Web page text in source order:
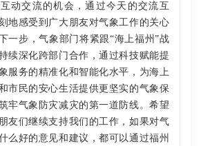
动交流的机会，通过今天的交流互
地感受到广大朋友对气象工作的关心
一步，气象部门将紧跟“海上福州”战
续深化跨部门合作，通过科技赋能提
服务的精准化和智能化水平，为海上
市民的安心生活提供更坚实的气象保
牢气象防灾减灾的第一道防线。希望
友们继续支持我们的工作，如果对气
么好的意见和建议，都可以通过福州